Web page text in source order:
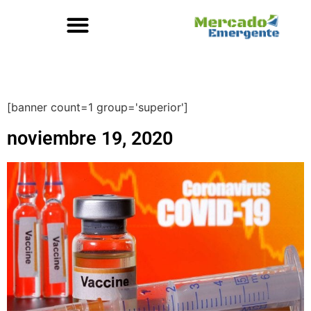
[banner count=1 group='superior']
noviembre 19, 2020